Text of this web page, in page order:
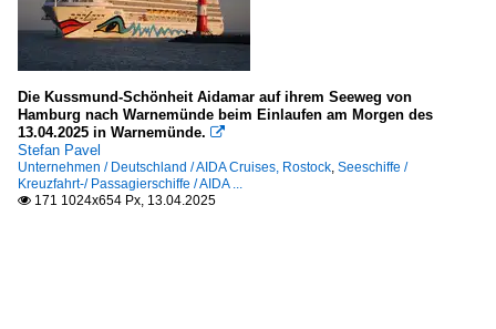
Die Kussmund-Schönheit Aidamar auf ihrem Seeweg von
Hamburg nach Warnemünde beim Einlaufen am Morgen des
13.04.2025 in Warnemünde. 
Stefan Pavel
Unternehmen / Deutschland / AIDA Cruises, Rostock, Seeschiffe /
Kreuzfahrt-/ Passagierschiffe / AIDA ...
 171 1024x654 Px, 13.04.2025